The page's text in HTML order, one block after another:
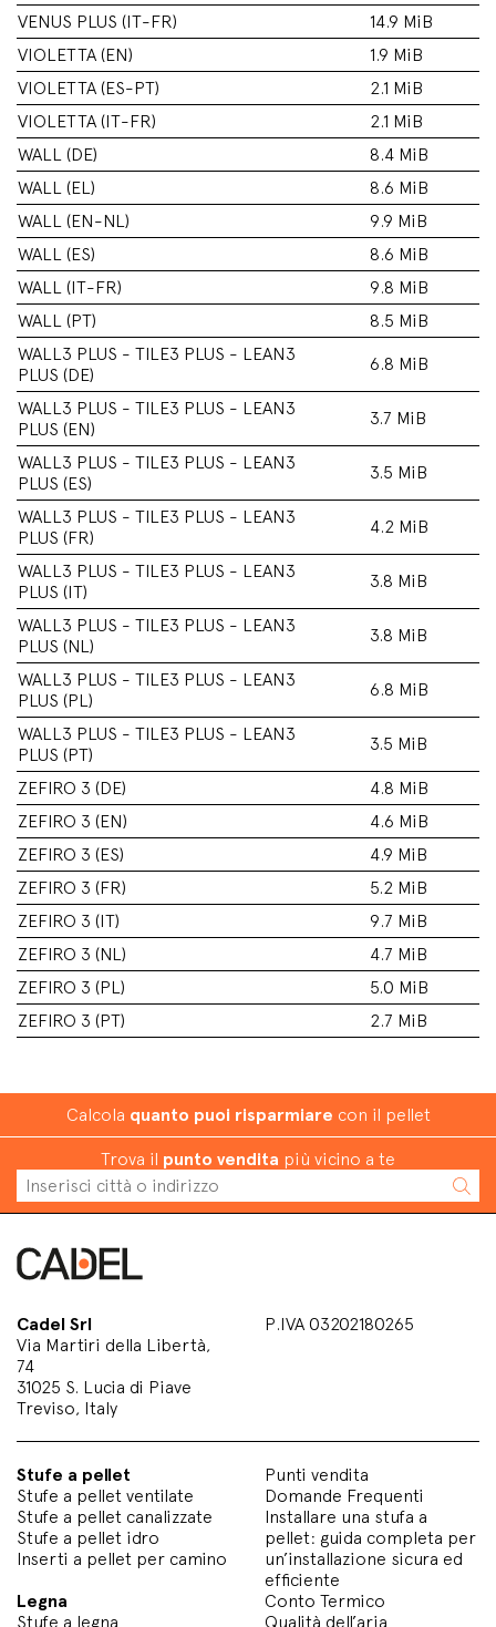
VENUS PLUS (IT-FR)
14.9 MiB
VIOLETTA (EN)
1.9 MiB
VIOLETTA (ES-PT)
2.1 MiB
VIOLETTA (IT-FR)
2.1 MiB
WALL (DE)
8.4 MiB
WALL (EL)
8.6 MiB
WALL (EN-NL)
9.9 MiB
WALL (ES)
8.6 MiB
WALL (IT-FR)
9.8 MiB
WALL (PT)
8.5 MiB
WALL3 PLUS - TILE3 PLUS - LEAN3
PLUS (DE)
6.8 MiB
WALL3 PLUS - TILE3 PLUS - LEAN3
PLUS (EN)
3.7 MiB
WALL3 PLUS - TILE3 PLUS - LEAN3
PLUS (ES)
3.5 MiB
WALL3 PLUS - TILE3 PLUS - LEAN3
PLUS (FR)
4.2 MiB
WALL3 PLUS - TILE3 PLUS - LEAN3
PLUS (IT)
3.8 MiB
WALL3 PLUS - TILE3 PLUS - LEAN3
PLUS (NL)
3.8 MiB
WALL3 PLUS - TILE3 PLUS - LEAN3
PLUS (PL)
6.8 MiB
WALL3 PLUS - TILE3 PLUS - LEAN3
PLUS (PT)
3.5 MiB
ZEFIRO 3 (DE)
4.8 MiB
ZEFIRO 3 (EN)
4.6 MiB
ZEFIRO 3 (ES)
4.9 MiB
ZEFIRO 3 (FR)
5.2 MiB
ZEFIRO 3 (IT)
9.7 MiB
ZEFIRO 3 (NL)
4.7 MiB
ZEFIRO 3 (PL)
5.0 MiB
ZEFIRO 3 (PT)
2.7 MiB
Calcola quanto puoi risparmiare con il pellet
Trova il punto vendita più vicino a te
Cadel Srl
Via Martiri della Libertà,
74
31025 S. Lucia di Piave
Treviso, Italy
P.IVA 03202180265
Stufe a pellet
Stufe a pellet ventilate
Stufe a pellet canalizzate
Stufe a pellet idro
Inserti a pellet per camino
Legna
Stufe a legna
Punti vendita
Domande Frequenti
Installare una stufa a
pellet: guida completa per
un’installazione sicura ed
efficiente
Conto Termico
Qualità dell’aria